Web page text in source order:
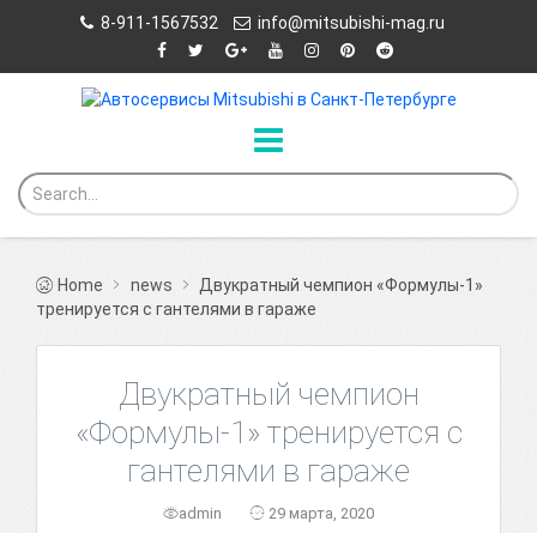
8-911-1567532 info@mitsubishi-mag.ru
Home news
Двукратный чемпион «Формулы-1»
тренируется с гантелями в гараже
Двукратный чемпион
«Формулы-1» тренируется с
гантелями в гараже
admin 29 марта, 2020